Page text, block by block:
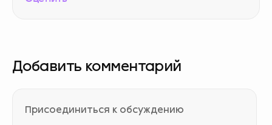
Добавить комментарий